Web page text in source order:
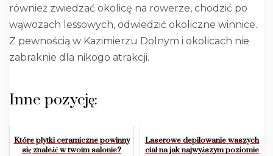
również zwiedzać okolicę na rowerze, chodzić po
wąwozach lessowych, odwiedzić okoliczne winnice.
Z pewnością w Kazimierzu Dolnym i okolicach nie
zabraknie dla nikogo atrakcji.
Inne pozycję:
Które płytki ceramiczne powinny
się znaleźć w twoim salonie?
Laserowe depilowanie waszych
ciał na jak najwyższym poziomie